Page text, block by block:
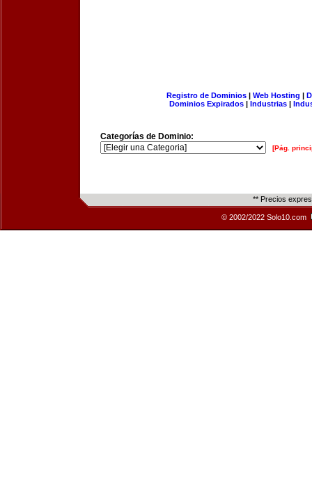
Registro de Dominios| Web Hosting |
Dominios Expirados | Industrias |
Categorías de Dominio:
[Pág.
** Precios
© 2002/2022 Solo10.com